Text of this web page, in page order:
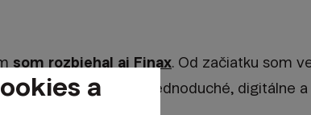
som rozbiehal aj Finax. Od začiatku som
ktorá prinesie ľuďom jednoduché, digitálne
a